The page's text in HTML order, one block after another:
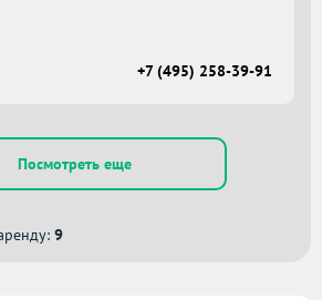
+7 (495) 258-39-91
Посмотреть еще
9